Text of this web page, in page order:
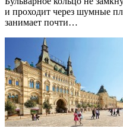
и проходит через шумные
занимает почти…